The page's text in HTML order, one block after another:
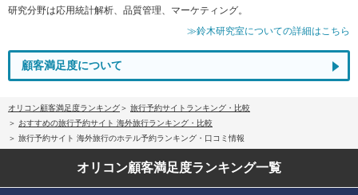
研究分野は応用統計解析、品質管理、マーケティング。
≫鈴木研究室についての詳細はこちら
顧客満足度について
オリコン顧客満足度ランキング
旅行予約サイトランキング・比較
おすすめの旅行予約サイト 海外旅行ランキング・比較
旅行予約サイト 海外旅行のホテル予約ランキング・口コミ情報
オリコン顧客満足度ランキング一覧